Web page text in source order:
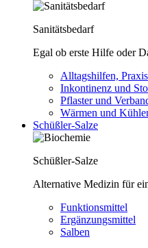
Sanitätsbedarf
Egal ob erste Hilfe oder
Alltagshilfen,
Inkontinenz und
Pflaster und
Wärmen und
Schüßler-Salze
Schüßler-Salze
Alternative Medizin für
Funktionsmittel
Ergänzungsmittel
Salben